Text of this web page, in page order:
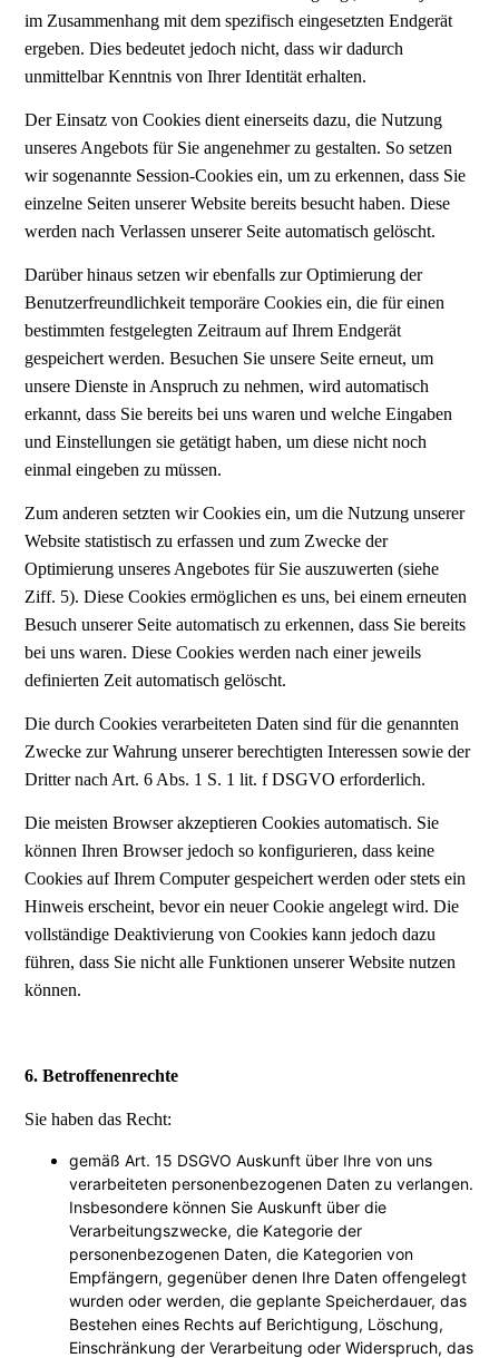
im Zusammenhang mit dem spezifisch eingesetzten Endgerät
ergeben. Dies bedeutet jedoch nicht, dass wir dadurch
unmittelbar Kenntnis von Ihrer Identität erhalten.
Der Einsatz von Cookies dient einerseits dazu, die Nutzung
unseres Angebots für Sie angenehmer zu gestalten. So setzen
wir sogenannte Session-Cookies ein, um zu erkennen, dass Sie
einzelne Seiten unserer Website bereits besucht haben. Diese
werden nach Verlassen unserer Seite automatisch gelöscht.
Darüber hinaus setzen wir ebenfalls zur Optimierung der
Benutzerfreundlichkeit temporäre Cookies ein, die für einen
bestimmten festgelegten Zeitraum auf Ihrem Endgerät
gespeichert werden. Besuchen Sie unsere Seite erneut, um
unsere Dienste in Anspruch zu nehmen, wird automatisch
erkannt, dass Sie bereits bei uns waren und welche Eingaben
und Einstellungen sie getätigt haben, um diese nicht noch
einmal eingeben zu müssen.
Zum anderen setzten wir Cookies ein, um die Nutzung unserer
Website statistisch zu erfassen und zum Zwecke der
Optimierung unseres Angebotes für Sie auszuwerten (siehe
Ziff. 5). Diese Cookies ermöglichen es uns, bei einem erneuten
Besuch unserer Seite automatisch zu erkennen, dass Sie bereits
bei uns waren. Diese Cookies werden nach einer jeweils
definierten Zeit automatisch gelöscht.
Die durch Cookies verarbeiteten Daten sind für die genannten
Zwecke zur Wahrung unserer berechtigten Interessen sowie der
Dritter nach Art. 6 Abs. 1 S. 1 lit. f DSGVO erforderlich.
Die meisten Browser akzeptieren Cookies automatisch. Sie
können Ihren Browser jedoch so konfigurieren, dass keine
Cookies auf Ihrem Computer gespeichert werden oder stets ein
Hinweis erscheint, bevor ein neuer Cookie angelegt wird. Die
vollständige Deaktivierung von Cookies kann jedoch dazu
führen, dass Sie nicht alle Funktionen unserer Website nutzen
können.
6. Betroffenenrechte
Sie haben das Recht:
gemäß Art. 15 DSGVO Auskunft über Ihre von uns
verarbeiteten personenbezogenen Daten zu verlangen.
Insbesondere können Sie Auskunft über die
Verarbeitungszwecke, die Kategorie der
personenbezogenen Daten, die Kategorien von
Empfängern, gegenüber denen Ihre Daten offengelegt
wurden oder werden, die geplante Speicherdauer, das
Bestehen eines Rechts auf Berichtigung, Löschung,
Einschränkung der Verarbeitung oder Widerspruch, das